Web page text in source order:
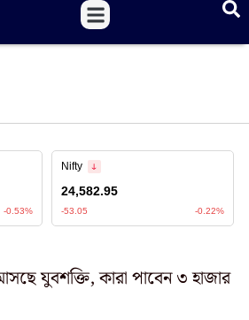
যুবশক্তি, কারা পাবেন ৩ হাজার